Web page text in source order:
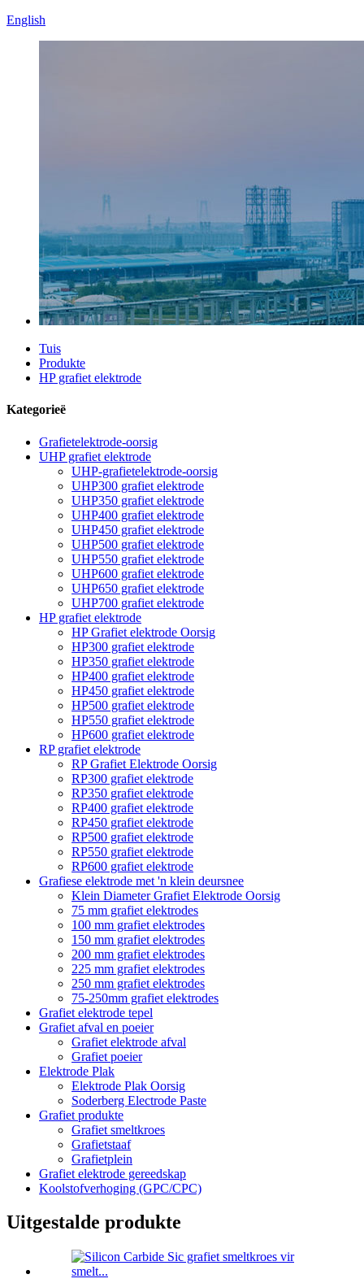
English
Tuis
Produkte
HP grafiet elektrode
Kategorieë
Grafietelektrode-oorsig
UHP grafiet elektrode
UHP-grafietelektrode-oorsig
UHP300 grafiet elektrode
UHP350 grafiet elektrode
UHP400 grafiet elektrode
UHP450 grafiet elektrode
UHP500 grafiet elektrode
UHP550 grafiet elektrode
UHP600 grafiet elektrode
UHP650 grafiet elektrode
UHP700 grafiet elektrode
HP grafiet elektrode
HP Grafiet elektrode Oorsig
HP300 grafiet elektrode
HP350 grafiet elektrode
HP400 grafiet elektrode
HP450 grafiet elektrode
HP500 grafiet elektrode
HP550 grafiet elektrode
HP600 grafiet elektrode
RP grafiet elektrode
RP Grafiet Elektrode Oorsig
RP300 grafiet elektrode
RP350 grafiet elektrode
RP400 grafiet elektrode
RP450 grafiet elektrode
RP500 grafiet elektrode
RP550 grafiet elektrode
RP600 grafiet elektrode
Grafiese elektrode met 'n klein deursnee
Klein Diameter Grafiet Elektrode Oorsig
75 mm grafiet elektrodes
100 mm grafiet elektrodes
150 mm grafiet elektrodes
200 mm grafiet elektrodes
225 mm grafiet elektrodes
250 mm grafiet elektrodes
75-250mm grafiet elektrodes
Grafiet elektrode tepel
Grafiet afval en poeier
Grafiet elektrode afval
Grafiet poeier
Elektrode Plak
Elektrode Plak Oorsig
Soderberg Electrode Paste
Grafiet produkte
Grafiet smeltkroes
Grafietstaaf
Grafietplein
Grafiet elektrode gereedskap
Koolstofverhoging (GPC/CPC)
Uitgestalde produkte